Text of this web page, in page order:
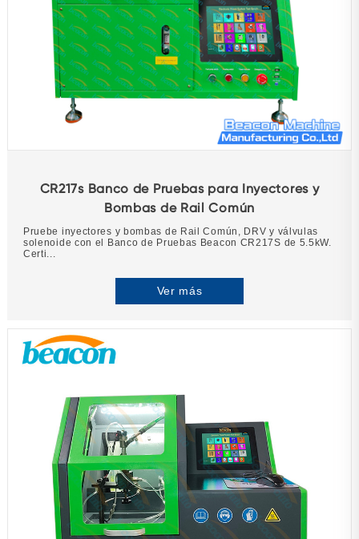
CR217s Banco de Pruebas para Inyectores y
Bombas de Rail Común
Pruebe inyectores y bombas de Rail Común, DRV y válvulas
solenoide con el Banco de Pruebas Beacon CR217S de 5.5kW.
Certi...
Ver más